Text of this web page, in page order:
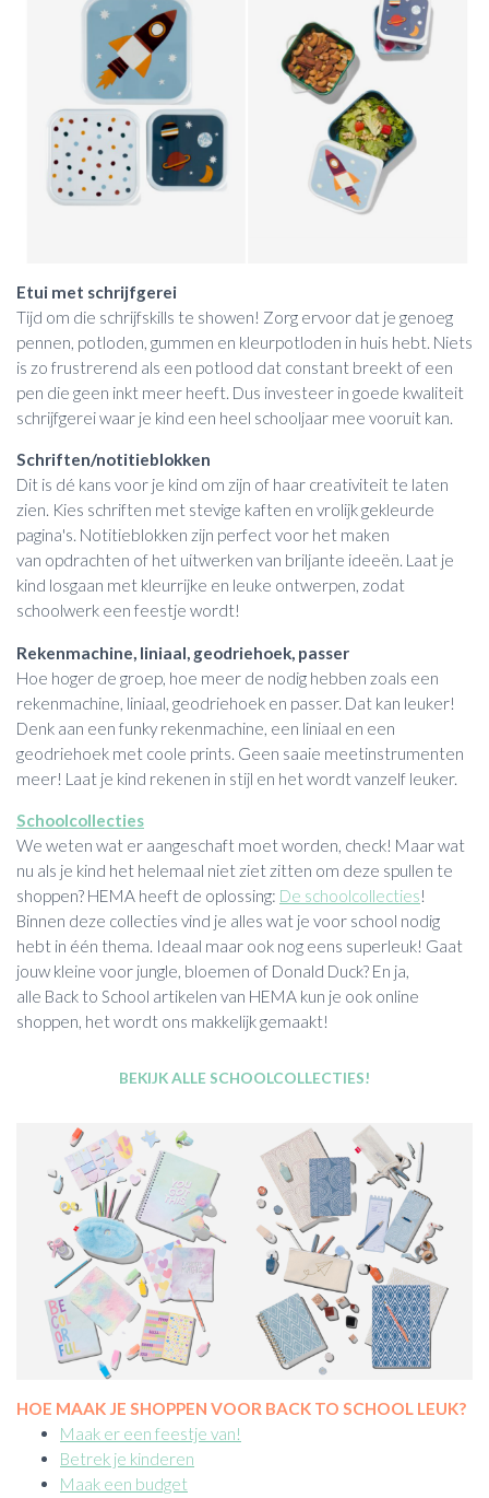
Etui met schrijfgerei
Tijd om die schrijfskills te showen! Zorg ervoor dat je genoeg
pennen, potloden, gummen en kleurpotloden in huis hebt. Niets
is zo frustrerend als een potlood dat constant breekt of een
pen die geen inkt meer heeft. Dus investeer in goede kwaliteit
schrijfgerei waar je kind een heel schooljaar mee vooruit kan.
Schriften/notitieblokken
Dit is dé kans voor je kind om zijn of haar creativiteit te laten
zien. Kies schriften met stevige kaften en vrolijk gekleurde
pagina's. Notitieblokken zijn perfect voor het maken
van opdrachten of het uitwerken van briljante ideeën. Laat je
kind losgaan met kleurrijke en leuke ontwerpen, zodat
schoolwerk een feestje wordt!
Rekenmachine, liniaal, geodriehoek, passer
Hoe hoger de groep, hoe meer de nodig hebben zoals een
rekenmachine, liniaal, geodriehoek en passer. Dat kan leuker!
Denk aan een funky rekenmachine, een liniaal en een
geodriehoek met coole prints. Geen saaie meetinstrumenten
meer! Laat je kind rekenen in stijl en het wordt vanzelf leuker.
Schoolcollecties
We weten wat er aangeschaft moet worden, check! Maar wat
nu als je kind het helemaal niet ziet zitten om deze spullen te
shoppen? HEMA heeft de oplossing: De schoolcollecties!
Binnen deze collecties vind je alles wat je voor school nodig
hebt in één thema. Ideaal maar ook nog eens superleuk! Gaat
jouw kleine voor jungle, bloemen of Donald Duck? En ja,
alle Back to School artikelen van HEMA kun je ook online
shoppen, het wordt ons makkelijk gemaakt!
BEKIJK ALLE SCHOOLCOLLECTIES!
HOE MAAK JE SHOPPEN VOOR BACK TO SCHOOL LEUK?
Maak er een feestje van!
Betrek je kinderen
Maak een budget